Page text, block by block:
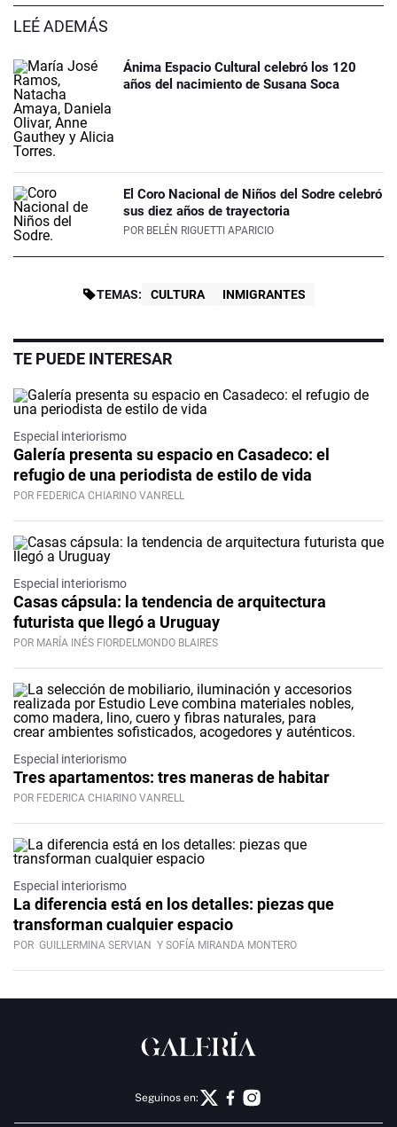
LEÉ ADEMÁS
Ánima Espacio Cultural celebró los 120
años del nacimiento de Susana Soca
El Coro Nacional de Niños del Sodre celebró
sus diez años de trayectoria
POR BELÉN RIGUETTI APARICIO
TEMAS: CULTURA INMIGRANTES
TE PUEDE INTERESAR
Especial interiorismo
Galería presenta su espacio en Casadeco: el
refugio de una periodista de estilo de vida
POR FEDERICA CHIARINO VANRELL
Especial interiorismo
Casas cápsula: la tendencia de arquitectura
futurista que llegó a Uruguay
POR MARÍA INÉS FIORDELMONDO BLAIRES
Especial interiorismo
Tres apartamentos: tres maneras de habitar
POR FEDERICA CHIARINO VANRELL
Especial interiorismo
La diferencia está en los detalles: piezas que
transforman cualquier espacio
POR GUILLERMINA SERVIAN Y SOFÍA MIRANDA MONTERO
Seguinos en: